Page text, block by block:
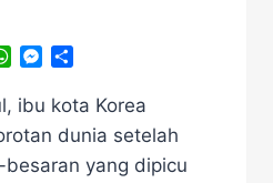
WhatsAppMessenger
ibu kota Korea
dunia setelah
yang dipicu